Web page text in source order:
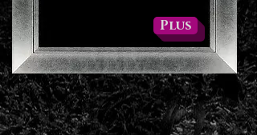
Plus